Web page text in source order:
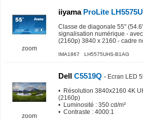
zoom
iiyamaProLite
Classe de diagonale 55"
signalisation numérique -
(2160p) 3840 x 2160 - cadre
IMA1867 LH5575UHS-B1AG
zoom
Dell C5519Q - Ecran LED
• Résolution 3840x2160 4K
(2160p)
• Luminosité : 350 cd/m²
• Contraste : 4000:1